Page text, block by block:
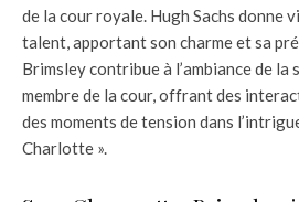
de la cour royale. Hugh Sachs donne
talent, apportant son charme et sa
Brimsley contribue à l’ambiance de la
membre de la cour, offrant des
des moments de tension dans
Charlotte ».